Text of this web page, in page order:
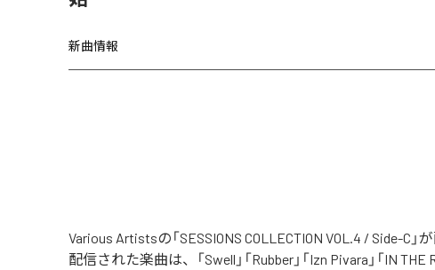
新曲情報
Various Artistsの「SESSIONS COLLECTION VOL.4 / Side-C
配信された楽曲は、「Swell」「Rubber」「Izn Pivara」「IN THE